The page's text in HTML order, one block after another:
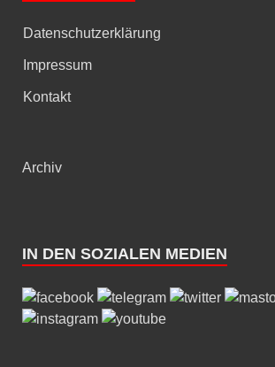
Datenschutzerklärung
Impressum
Kontakt
Archiv
IN DEN SOZIALEN MEDIEN